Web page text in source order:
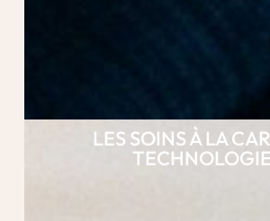
LES SOINS À LA
TECHNOLOGIE